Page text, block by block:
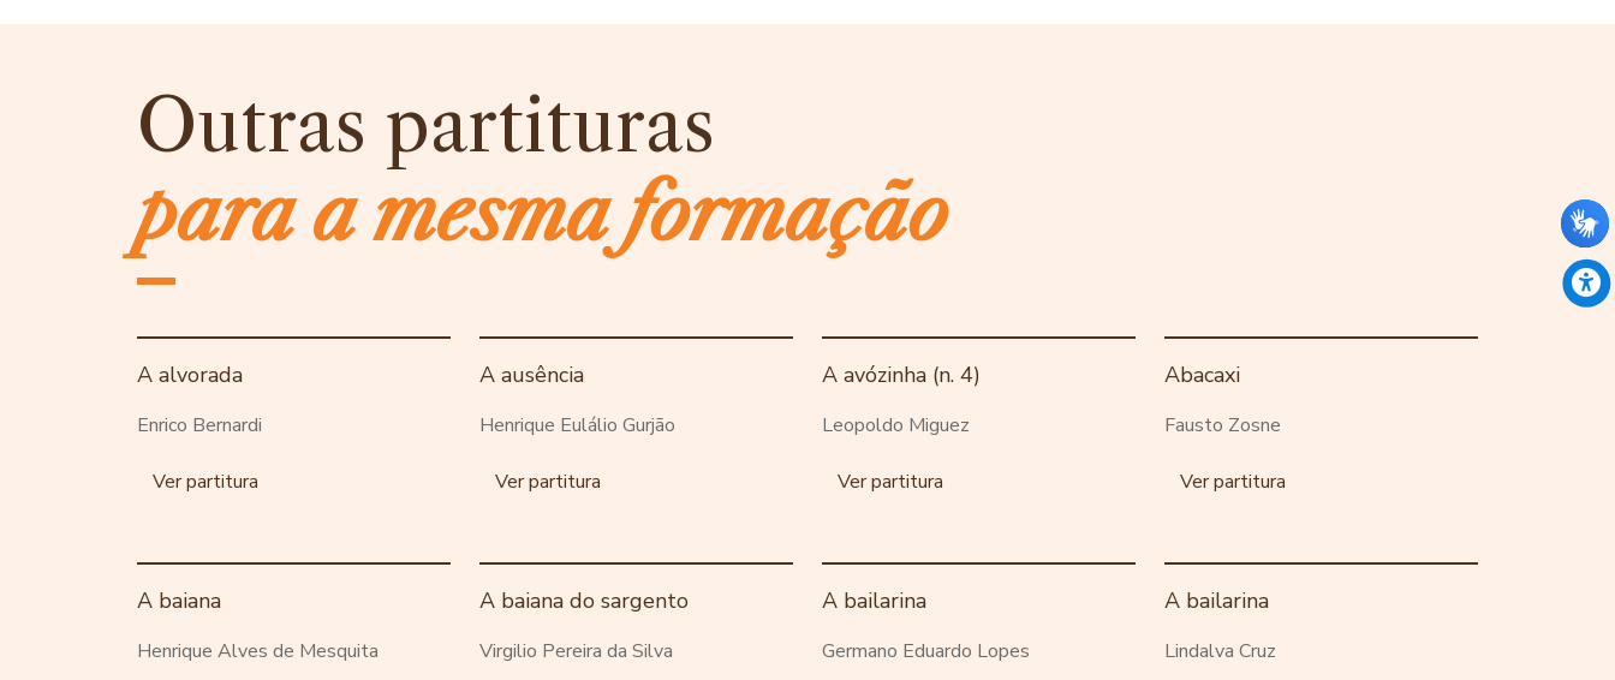
Outras partituras
para a mesma formação
A alvorada
Enrico Bernardi
Ver partitura
A ausência
Henrique Eulálio Gurjão
Ver partitura
A avózinha (n. 4)
Leopoldo Miguez
Ver partitura
Abacaxi
Fausto Zosne
Ver partitura
A baiana
Henrique Alves de Mesquita
A baiana do sargento
Virgilio Pereira da Silva
A bailarina
Germano Eduardo Lopes
A bailarina
Lindalva Cruz